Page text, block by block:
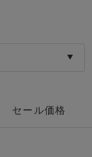
セール価格